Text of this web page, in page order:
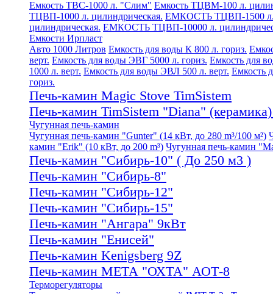
Емкость ТВС-1000 л. "Слим" Емкость ТЦВМ-100 л.
ТЦВП-1000 л. цилиндрическая. ЕМКОСТЬ ТЦВП-1500 л.
цилиндрическая. ЕМКОСТЬ ТЦВП-10000 л.
Емкости Ирпласт
Авто 1000 Литров Емкость для воды К 800 л. гориз.
верт. Емкость для воды ЭВГ 5000 л. гориз. Емкость для
1000 л. верт. Емкость для воды ЭВЛ 500 л. верт. Емкость
гориз.
Печь-камин Magic Stove TimSistem
Печь-камин TimSistem "Diana"
Чугунная печь-камин
Чугунная печь-камин "Gunter" (14 кВт, до 280 m³/100 м²)
камин "Erik" (10 кВт, до 200 m³) Чугунная печь-камин
Печь-камин "Сибирь-10" ( До 250 м3 )
Печь-камин "Сибирь-8"
Печь-камин "Сибирь-12"
Печь-камин "Сибирь-15"
Печь-камин "Ангара" 9кВт
Печь-камин "Енисей"
Печь-камин Kenigsberg 9Z
Печь-камин МЕТА "ОХТА" АОТ-8
Терморегуляторы